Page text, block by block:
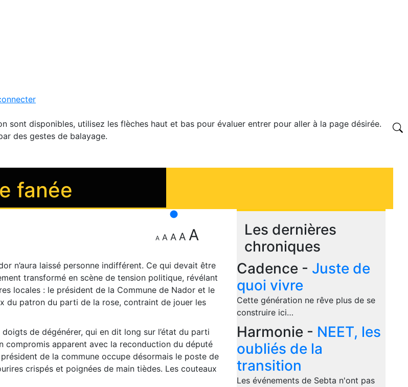
sont disponibles, utilisez les flèches haut et bas pour évaluer entrer pour aller à la page désirée.
des gestes de balayage.
fanée
A A A A A
n’aura laissé personne indifférent. Ce qui devait être
transformé en scène de tension politique, révélant
locales : le président de la Commune de Nador et le
du patron du parti de la rose, contraint de jouer les
de dégénérer, qui en dit long sur l’état du parti
compromis apparent avec la reconduction du député
de la commune occupe désormais le poste de
crispés et poignées de main tièdes. Les couteaux
Les dernières
chroniques
Cadence - Juste de
quoi vivre
Cette génération ne rêve plus de se
construire ici…
Harmonie - NEET, les
oubliés de la
transition
Les événements de Sebta n'ont pas